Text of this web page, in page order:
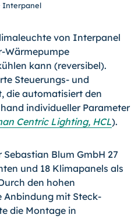
Interpanel
von Interpanel
Wärmepumpe
kann (reversibel).
Steuerungs- und
die automatisiert den
individueller Parameter
Centric Lighting, HCL).
Blum GmbH 27
und 18 Klimapanels als
den hohen
Anbindung mit Steck-
die Montage in